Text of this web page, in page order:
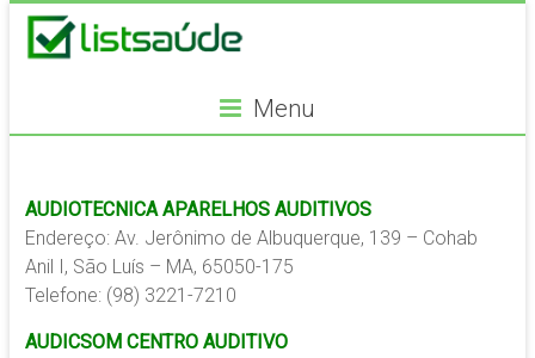
Menu
AUDIOTECNICA APARELHOS AUDITIVOS
Endereço: Av. Jerônimo de Albuquerque, 139 – Cohab
Anil I, São Luís – MA, 65050-175
Telefone: (98) 3221-7210
AUDICSOM CENTRO AUDITIVO